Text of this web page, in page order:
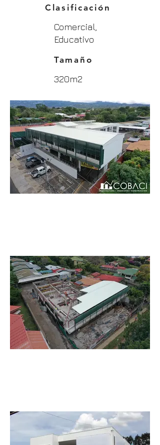
Clasificación
Comercial,
Educativo
Tamaño
320m2